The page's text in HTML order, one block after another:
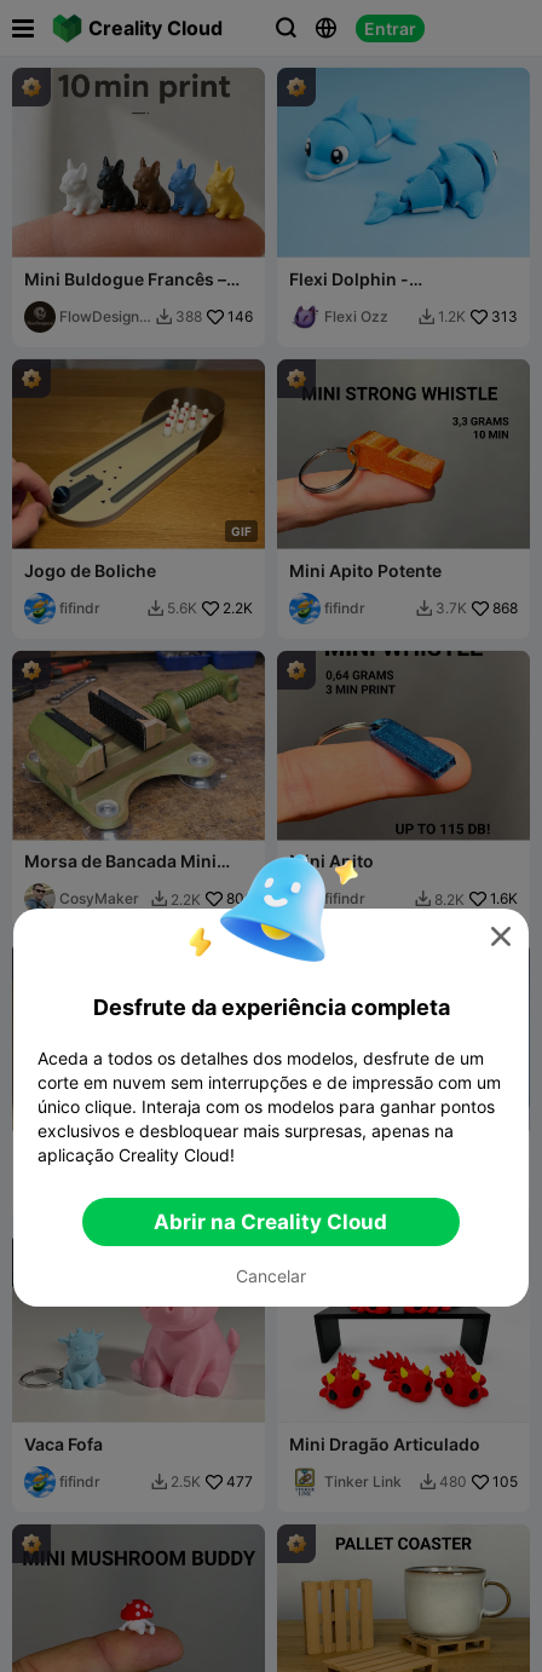
Creality Cloud   Entrar
 
Mini Buldogue Francês –
Filhote Detalhado de
Impressão Rápida
FlowDesigne
 388 146
Flexi Dolphin -
Flexi Ozz  1.2K 313
GIF
Jogo de Boliche
fifindr  5.6K 2.2K
Mini Apito Potente
fifindr  3.7K 868
Morsa de Bancada Mini
Modular com Ventosas
CosyMaker  2.2K 806
Mini Apito
fifindr  8.2K 1.6K
Mini Vader Figurine
Vaca Fofa
fifindr  2.5K 477
Mini Dragão Articulado
Tinker Link  480 105

Desfrute da experiência completa
Aceda a todos os detalhes dos modelos, desfrute de um
corte em nuvem sem interrupções e de impressão com um
único clique. Interaja com os modelos para ganhar pontos
exclusivos e desbloquear mais surpresas, apenas na
aplicação Creality Cloud!
Abrir na Creality Cloud
Cancelar